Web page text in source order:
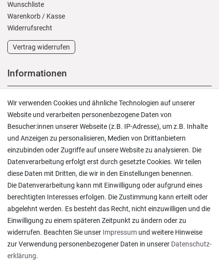
Wunschliste
Warenkorb / Kasse
Widerrufs­recht
Vertrag widerrufen
Informationen
Versand und Zahlung
Rücksendungen
Lieferung in die Schweiz
Pflegesymbole
Lagerverkauf
Ratgeber & News
Alles wie beschrieben , sehr gute Qualität
Rainer T., Rheine
Datum der Veröffentlichung: 06.08.2026
Datum der Kauferfahrung: 27.07.2026
Wir verwenden Cookies und ähnliche Technologien auf unserer
Website und verarbeiten personenbezogene Daten von
Besucher:innen unserer Webseite (z.B. IP-Adresse), um z.B. Inhalte
und Anzeigen zu personalisieren, Medien von Drittanbietern
einzubinden oder Zugriffe auf unsere Website zu analysieren. Die
Datenverarbeitung erfolgt erst durch gesetzte Cookies. Wir teilen
diese Daten mit Dritten, die wir in den Einstellungen benennen.
Die Datenverarbeitung kann mit Einwilligung oder aufgrund eines
berechtigten Interesses erfolgen. Die Zustimmung kann erteilt oder
abgelehnt werden. Es besteht das Recht, nicht einzuwilligen und die
Einwilligung zu einem späteren Zeitpunkt zu ändern oder zu
widerrufen. Beachten Sie unser Impressum und weitere Hinweise
zur Verwendung personenbezogener Daten in unserer Daten­schutz­
erklärung.